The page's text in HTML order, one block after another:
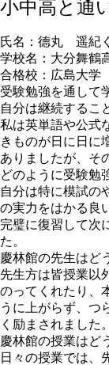
小中高と通
氏名： 德丸 遥紀
学校名： 大分舞鶴
合格校： 広島大
受験勉強を通して
自分は継続するこ
私は英単語や公式
きものが日に日に
ありましたが、そ
どのように受験勉
自分は特に模試の
の実力をはかる良
完璧に復習して次
た。
慶林館の先生はど
先生方は皆授業以
のってくれたり、
うに上がらず、つ
く励まされました。
慶林館の授業はど
日々の授業では、